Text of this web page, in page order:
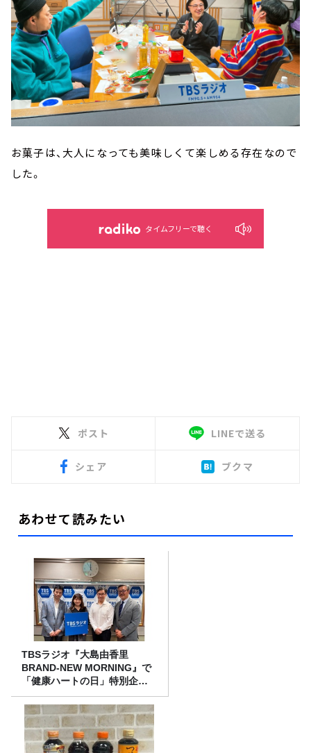
お菓子は、大人になっても美味しくて楽しめる存在なので
した。
タイムフリーで聴く
ポスト LINEで送る
シェア ブクマ
あわせて読みたい
TBSラジオ『大島由香里
BRAND-NEW MORNING』で
「健康ハートの日」特別企画
を8/10（月）に放送